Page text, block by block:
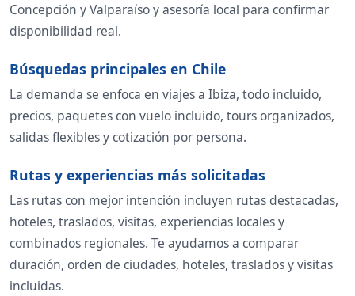
Concepción y Valparaíso y asesoría local para confirmar
disponibilidad real.
Búsquedas principales en Chile
La demanda se enfoca en viajes a Ibiza, todo incluido,
precios, paquetes con vuelo incluido, tours organizados,
salidas flexibles y cotización por persona.
Rutas y experiencias más solicitadas
Las rutas con mejor intención incluyen rutas destacadas,
hoteles, traslados, visitas, experiencias locales y
combinados regionales. Te ayudamos a comparar
duración, orden de ciudades, hoteles, traslados y visitas
incluidas.